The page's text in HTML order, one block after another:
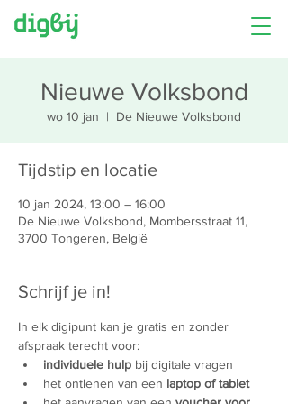
Nieuwe Volksbond
wo 10 jan
  |
De Nieuwe Volksbond
Tijdstip en locatie
10 jan 2024, 13:00 – 16:00
De Nieuwe Volksbond, Mombersstraat 11,
3700 Tongeren, België
Schrijf je in!
In elk digipunt kan je gratis en zonder
afspraak terecht voor:
individuele hulp bij digitale vragen
het ontlenen van een laptop of tablet